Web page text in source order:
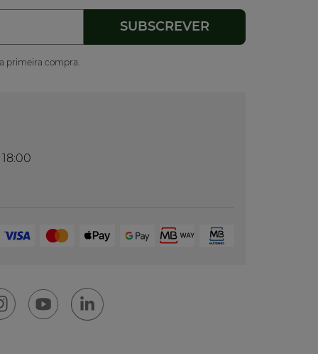
primeira compra.